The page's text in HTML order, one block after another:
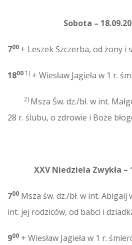
Sobota –
700 + Leszek Szczerba, od żony i
1800 1) + Wiesław Jagieła w 1 r.
2) Msza Św. dz./bł. w int.
28 r. ślubu, o zdrowie i Boże
XXV Niedziela Zwykła –
700 Msza św. dz./bł. w int. Abigaij
int. jej rodziców, od babci i
900 + Wiesław Jagieła w 1 r.